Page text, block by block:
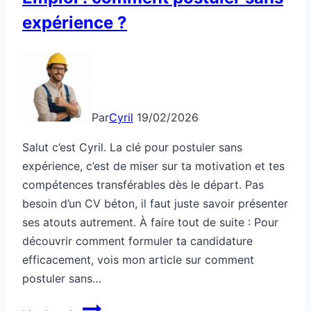
expérience ?
ParCyril 19/02/2026
Salut c’est Cyril. La clé pour postuler sans
expérience, c’est de miser sur ta motivation et tes
compétences transférables dès le départ. Pas
besoin d’un CV béton, il faut juste savoir présenter
ses atouts autrement. À faire tout de suite : Pour
découvrir comment formuler ta candidature
efficacement, vois mon article sur comment
postuler sans…
Emploi